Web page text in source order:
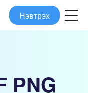
Нэвтрэх
PNG